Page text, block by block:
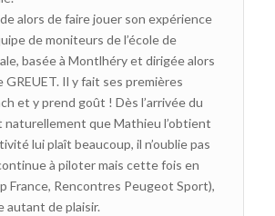
alors de faire jouer son expérience
de moniteurs de l’école de
basée à Montlhéry et dirigée alors
GREUET. Il y fait ses premières
et y prend goût ! Dès l’arrivée du
naturellement que Mathieu l’obtient
lui plaît beaucoup, il n’oublie pas
à piloter mais cette fois en
France, Rencontres Peugeot Sport),
autant de plaisir.